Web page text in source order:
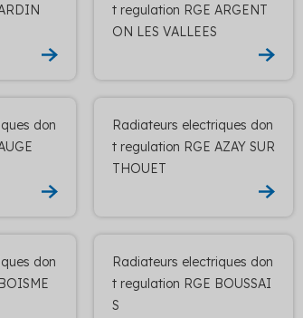
t regulation RGE ARGENT
ON LES VALLEES
don
Radiateurs electriques don
t regulation RGE AZAY SUR
THOUET
don
Radiateurs electriques don
t regulation RGE BOUSSAI
S